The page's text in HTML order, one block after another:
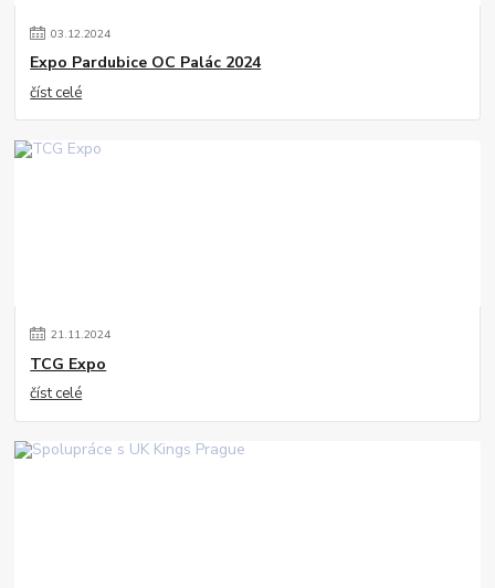
03.12.2024
Expo Pardubice OC Palác 2024
číst celé
21.11.2024
TCG Expo
číst celé